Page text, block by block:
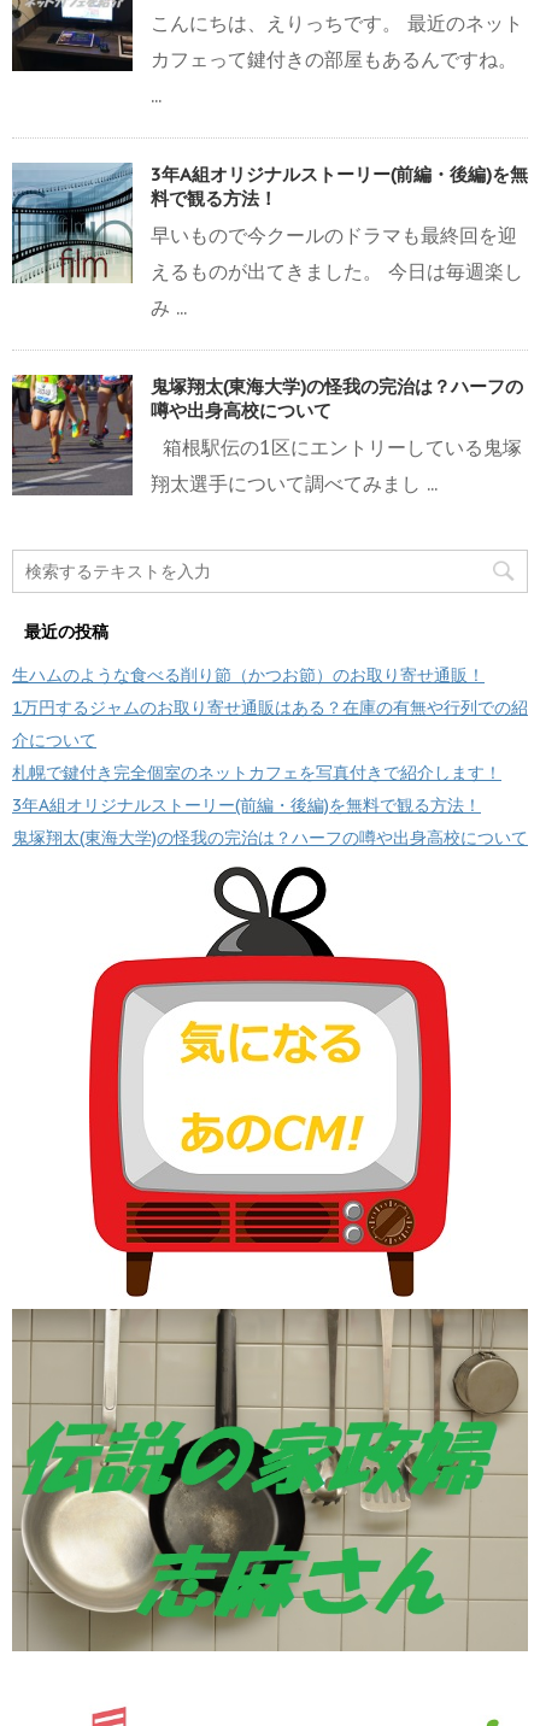
こんにちは、えりっちです。 最近のネット
カフェって鍵付きの部屋もあるんですね。
...
3年A組オリジナルストーリー(前編・後編)を無
料で観る方法！
早いもので今クールのドラマも最終回を迎
えるものが出てきました。 今日は毎週楽し
み ...
鬼塚翔太(東海大学)の怪我の完治は？ハーフの
噂や出身高校について
箱根駅伝の1区にエントリーしている鬼塚
翔太選手について調べてみまし ...
最近の投稿
生ハムのような食べる削り節（かつお節）のお取り寄せ通販！
1万円するジャムのお取り寄せ通販はある？在庫の有無や行列での紹
介について
札幌で鍵付き完全個室のネットカフェを写真付きで紹介します！
3年A組オリジナルストーリー(前編・後編)を無料で観る方法！
鬼塚翔太(東海大学)の怪我の完治は？ハーフの噂や出身高校について